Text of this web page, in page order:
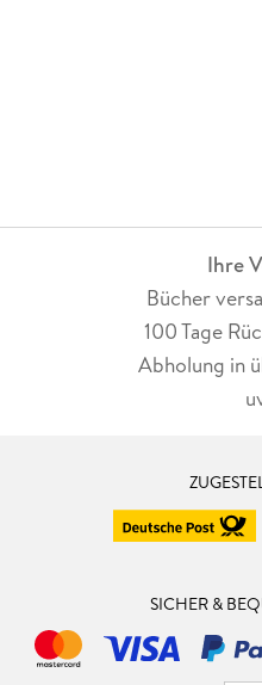
Ihre
Bücher
100 Tage
Abholung in
SICHER &